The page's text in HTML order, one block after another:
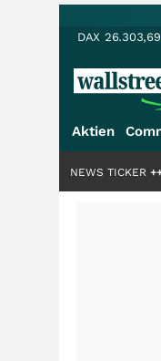
DAX 26.303,69
Aktien
+++NEWS TICKER